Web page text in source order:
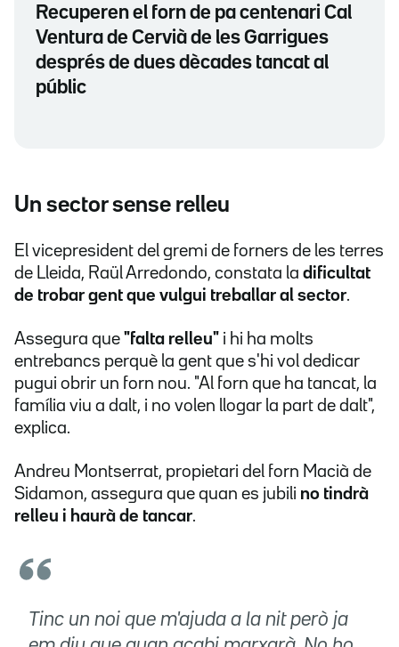
Recuperen el forn de pa centenari Cal
Ventura de Cervià de les Garrigues
després de dues dècades tancat al
públic
Un sector sense relleu
El vicepresident del gremi de forners de les terres
de Lleida, Raül Arredondo, constata la dificultat
de trobar gent que vulgui treballar al sector.
Assegura que "falta relleu" i hi ha molts
entrebancs perquè la gent que s'hi vol dedicar
pugui obrir un forn nou. "Al forn que ha tancat, la
família viu a dalt, i no volen llogar la part de dalt",
explica.
Andreu Montserrat, propietari del forn Macià de
Sidamon, assegura que quan es jubili no tindrà
relleu i haurà de tancar.
Tinc un noi que m'ajuda a la nit però ja